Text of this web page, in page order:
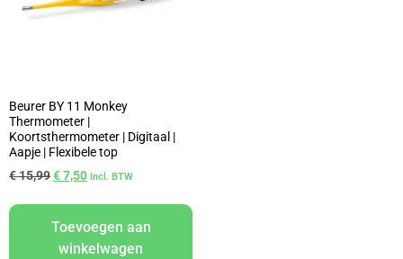
Beurer BY 11 Monkey
Thermometer |
Koortsthermometer | Digitaal |
Aapje | Flexibele top
€15,99€7,50 Incl. BTW
Toevoegen aan
winkelwagen